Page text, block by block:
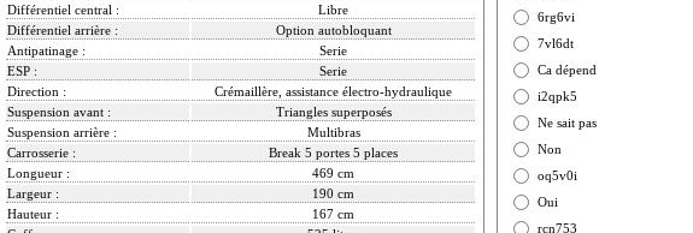
Différentiel central :
Libre
Différentiel arrière :
Option autobloquant
Antipatinage :
Serie
ESP :
Serie
Direction :
Crémaillère, assistance électro-hydraulique
Suspension avant :
Triangles superposés
Suspension arrière :
Multibras
Carrosserie :
Break 5 portes 5 places
Longueur :
469 cm
Largeur :
190 cm
Hauteur :
167 cm
6rg6vi
7vl6dt
Ca dépend
i2qpk5
Ne sait pas
Non
oq5v0i
Oui
rcn753